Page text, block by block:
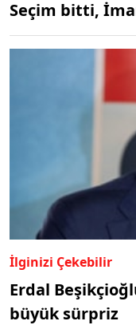
Seçim bitti,
İlginizi Çekebilir
Erdal
büyük sürpriz